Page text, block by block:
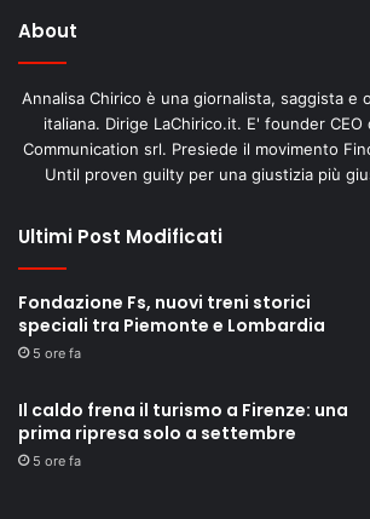
About
Annalisa Chirico è una giornalista, saggista e
italiana. Dirige LaChirico.it. E' founder CEO
Communication srl. Presiede il movimento
Until proven guilty per una giustizia più
Ultimi Post Modificati
Fondazione Fs, nuovi treni storici
speciali tra Piemonte e Lombardia
5 ore fa
Il caldo frena il turismo a Firenze: una
prima ripresa solo a settembre
5 ore fa